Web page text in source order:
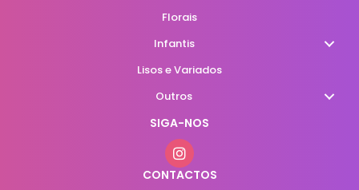
Florais
Infantis
Lisos e Variados
Outros
SIGA-NOS
CONTACTOS